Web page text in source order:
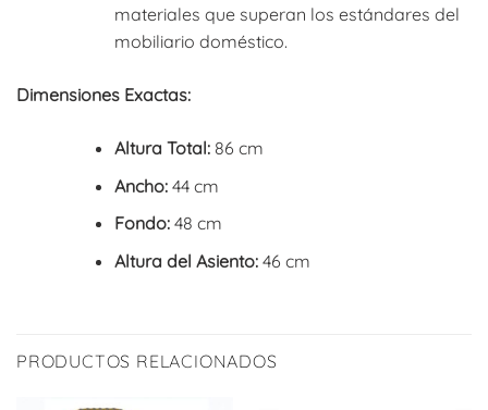
materiales que superan los estándares del
mobiliario doméstico.
Dimensiones Exactas:
Altura Total:86 cm
Ancho:44 cm
Fondo:48 cm
Altura del Asiento:46 cm
PRODUCTOS RELACIONADOS